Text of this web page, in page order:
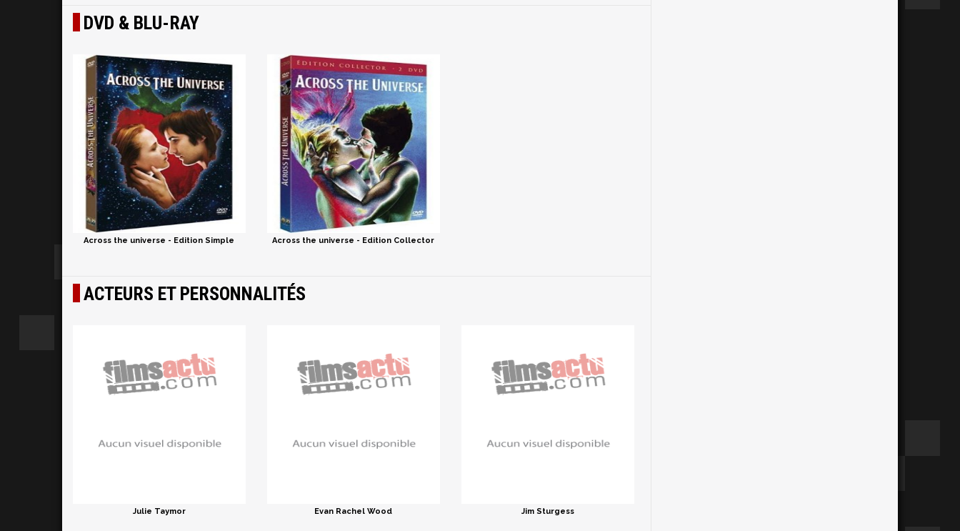
DVD & BLU-RAY
Across the universe - Edition Simple Across the universe - Edition Collector
ACTEURS ET PERSONNALITÉS
Julie Taymor Evan Rachel Wood Jim Sturgess